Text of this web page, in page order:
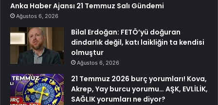
Anka Haber Ajansı 21 Temmuz Salı Gündemi
Ağustos 6, 2026
Bilal Erdoğan: FETÖ’yü doğuran
dindarlık değil, katı laikliğin ta kendisi
olmuştur
Ağustos 6, 2026
21 Temmuz 2026 burç yorumları! Kova,
Akrep, Yay burcu yorumu… AŞK, EVLİLİK,
SAĞLIK yorumları ne diyor?